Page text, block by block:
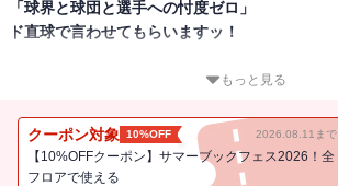
「球界と球団と選手への忖度ゼロ」
ド直球で言わせてもらいますッ！
野球解説者両雄が初バッテリーを組む。
球団も選手も恐れる対談が実現した！
○球数制限と超高校級投手をめぐる右往左往
○データ偏重主義に走る某監督の連敗
もっと見る
クーポン対象 10%OFF 2026.08.11まで
【10%OFFクーポン】サマーブックフェス2026！全
フロアで使える